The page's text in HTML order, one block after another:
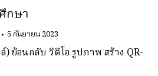
กษา
5 กันยายน 2023
ย้อนกลับ วิดีโอ รูปภาพ สร้าง QR-